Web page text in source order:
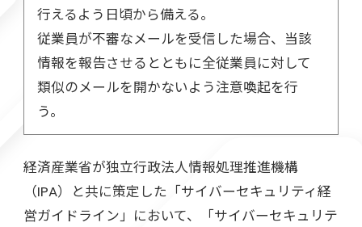
行えるよう日頃から備える。
従業員が不審なメールを受信した場合、当該
情報を報告させるとともに全従業員に対して
類似のメールを開かないよう注意喚起を行
う。
経済産業省が独立行政法人情報処理推進機構
（IPA）と共に策定した「サイバーセキュリティ経
営ガイドライン」において、「サイバーセキュリテ